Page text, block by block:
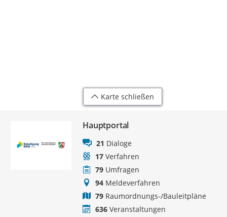
Karte schließen
Hauptportal
21 Dialoge
17 Verfahren
79 Umfragen
94 Meldeverfahren
79 Raumordnungs-/Bauleitpläne
636 Veranstaltungen